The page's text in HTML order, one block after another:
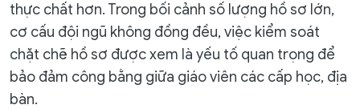
thực chất hơn. Trong bối cảnh số lượng hồ sơ lớn,
cơ cấu đội ngũ không đồng đều, việc kiểm soát
chặt chẽ hồ sơ được xem là yếu tố quan trọng để
bảo đảm công bằng giữa giáo viên các cấp học, địa
bàn.